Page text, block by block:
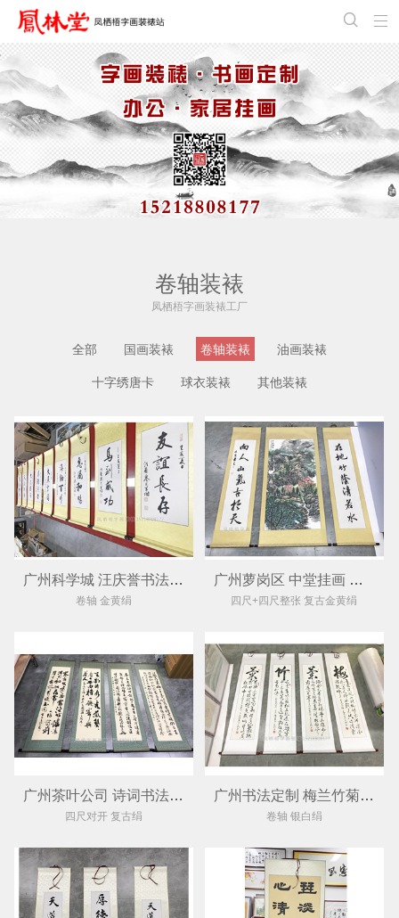


卷轴装裱
凤栖梧字画装裱工厂
全部 国画装裱 卷轴装裱 油画装裱
十字绣唐卡 球衣装裱 其他装裱
广州科学城 汪庆誉书法字画装裱卷轴
卷轴 金黄绢
广州萝岗区 中堂挂画 装裱卷轴
四尺+四尺整张 复古金黄绢
广州茶叶公司 诗词书法定制 四条屏卷轴装裱
四尺对开 复古绢
广州书法定制 梅兰竹菊 四条屏装裱卷轴
卷轴 银白绢